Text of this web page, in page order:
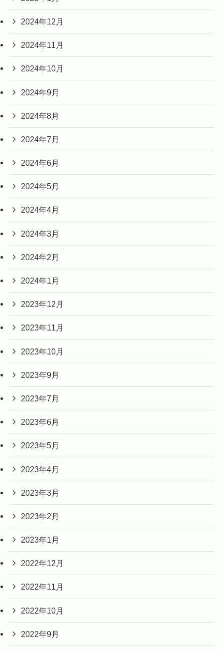
2024年12月
2024年11月
2024年10月
2024年9月
2024年8月
2024年7月
2024年6月
2024年5月
2024年4月
2024年3月
2024年2月
2024年1月
2023年12月
2023年11月
2023年10月
2023年9月
2023年7月
2023年6月
2023年5月
2023年4月
2023年3月
2023年2月
2023年1月
2022年12月
2022年11月
2022年10月
2022年9月